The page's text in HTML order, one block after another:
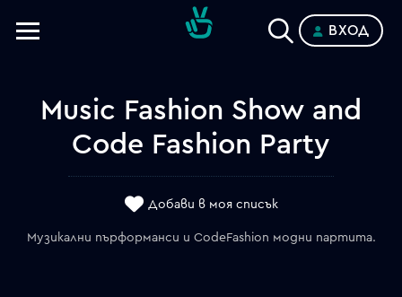
Категории
Планове
ВХОД
Music Fashion Show and
Code Fashion Party
Добави в моя списък
Музикални пърформанси и CodeFashion модни партита.